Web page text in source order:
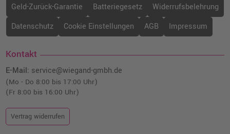
Geld-Zurück-Garantie Batteriegesetz
Widerrufsbelehrung
Datenschutz
Cookie Einstellungen AGB Impressum
Kontakt
E-Mail: service@wiegand-gmbh.de
(Mo - Do 8:00 bis 17:00 Uhr)
(Fr 8:00 bis 16:00 Uhr)
Vertrag widerrufen